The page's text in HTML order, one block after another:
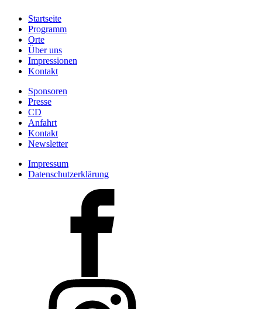
Startseite
Programm
Orte
Über uns
Impressionen
Kontakt
Sponsoren
Presse
CD
Anfahrt
Kontakt
Newsletter
Impressum
Datenschutzerklärung